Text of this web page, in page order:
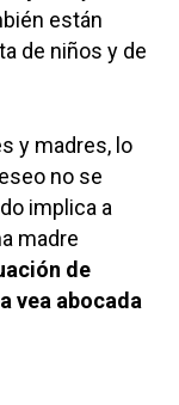
están
de niños y de
y madres, lo
no se
implica a
madre
de
vea abocada